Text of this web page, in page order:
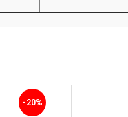
-20%